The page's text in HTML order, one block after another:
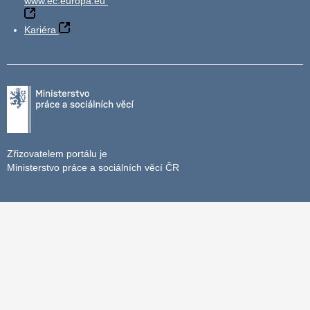
Kariéra
Zřizovatelem portálu je
Ministerstvo práce a sociálních věcí ČR